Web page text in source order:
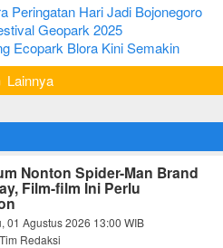
Peringatan Hari Jadi Bojonegoro
Geopark 2025
Ecopark Blora Kini Semakin
Lainnya
Nonton Spider-Man Brand
Film-film Ini Perlu
01 Agustus 2026 13:00 WIB
Redaksi